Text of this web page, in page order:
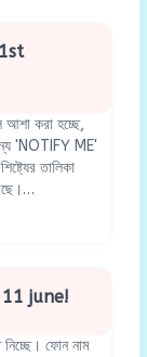
আশা করা হচ্ছে,
'NOTIFY ME'
তালিকা
11 june!
ফোন নাম